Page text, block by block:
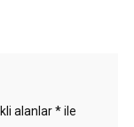
alanlar*ile